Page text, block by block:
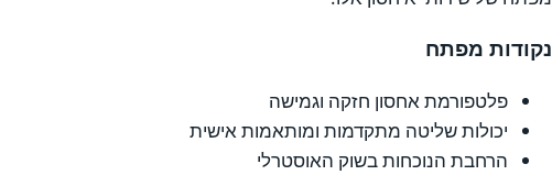
נקודות מפתח
פלטפורמת אחסון חזקה וגמישה
יכולות שליטה מתקדמות ומותאמות אישית
הרחבת הנוכחות בשוק האוסטרלי